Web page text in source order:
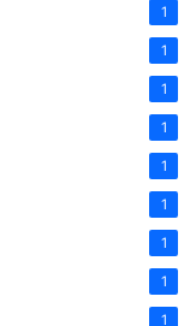
1
1
1
1
1
1
1
1
1